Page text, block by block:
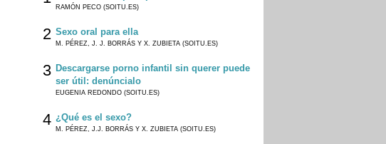
RAMÓN PECO (SOITU.ES)
2 Sexo oral para ella
M. PÉREZ, J. J. BORRÁS Y X. ZUBIETA (SOITU.ES)
3 Descargarse porno infantil sin querer puede
ser útil: denúncialo
EUGENIA REDONDO (SOITU.ES)
4 ¿Qué es el sexo?
M. PÉREZ, J.J. BORRÁS Y X. ZUBIETA (SOITU.ES)